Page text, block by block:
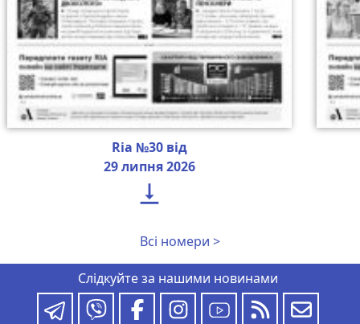
Ria №30 від
29 липня 2026

Всі номери >
Слідкуйте за нашими новинами